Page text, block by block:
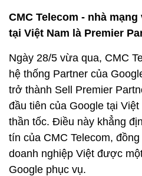
CMC Telecom - nhà
tại Việt Nam là Premier
Ngày 28/5 vừa qua, CMC
hệ thống Partner của
trở thành Sell Premier
đầu tiên của Google tại
thần tốc. Điều này khẳng
tín của CMC Telecom,
doanh nghiệp Việt được
Google phục vụ.